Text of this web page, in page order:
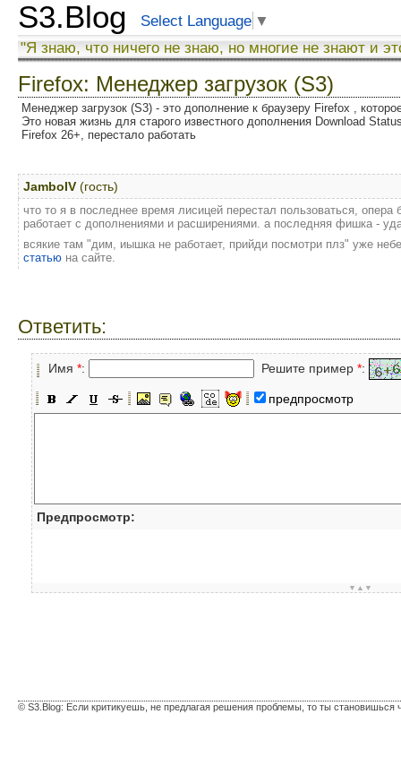
S3.Blog Select Language ▼
"Я знаю, что ничего не знаю, но многие не знают и
Firefox: Менеджер загрузок (S3)
Менеджер загрузок (S3) - это дополнение к браузеру Firefox ,
Это новая жизнь для старого известного дополнения Download
Firefox 26+, перестало работать
JamboIV (гость)
что то я в последнее время лисицей перестал пользоваться,
работает с дополнениями и расширениями. а последняя фишка -
всякие там "дим, иышка не работает, прийди посмотри плз" уже
статью на сайте.
Ответить:
Имя *: Решите пример *:
предпросмотр
Предпросмотр:
▼▲▼
© S3.Blog: Если критикуешь, не предлагая решения проблемы, то ты становишься